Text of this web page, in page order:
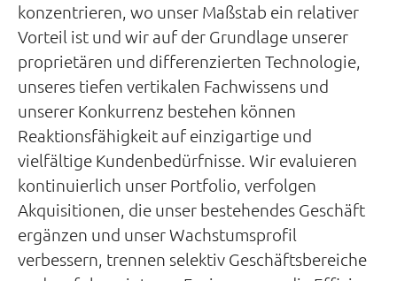
konzentrieren, wo unser Maßstab ein relativer
Vorteil ist und wir auf der Grundlage unserer
proprietären und differenzierten Technologie,
unseres tiefen vertikalen Fachwissens und
unserer Konkurrenz bestehen können
Reaktionsfähigkeit auf einzigartige und
vielfältige Kundenbedürfnisse. Wir evaluieren
kontinuierlich unser Portfolio, verfolgen
Akquisitionen, die unser bestehendes Geschäft
ergänzen und unser Wachstumsprofil
verbessern, trennen selektiv Geschäftsbereiche